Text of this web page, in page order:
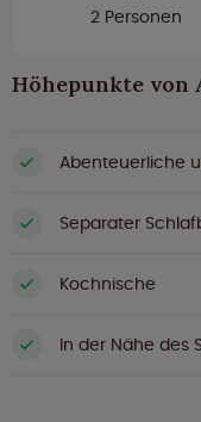
2 Personen
Höhepunkte von
Abenteuerliche
Separater
Kochnische
In der Nähe des